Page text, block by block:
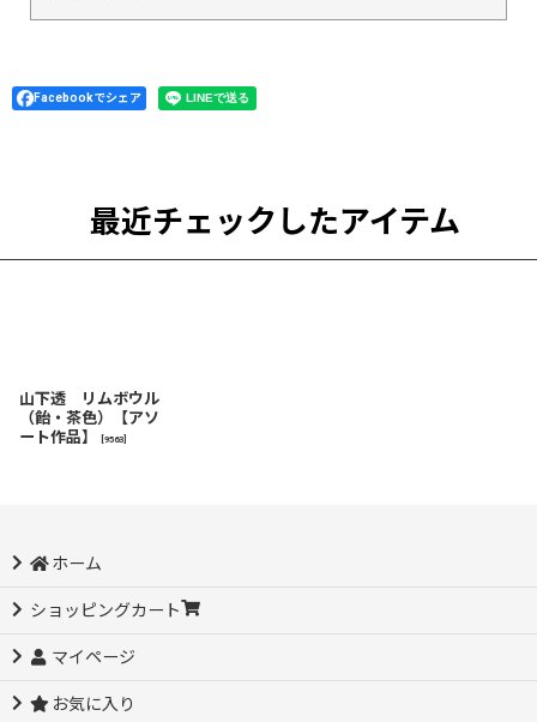
Facebookでシェア
最近チェックしたアイテム
山下透 リムボウル
（飴・茶色）【アソ
ート作品】
9563
ホーム
ショッピングカート
マイページ
お気に入り